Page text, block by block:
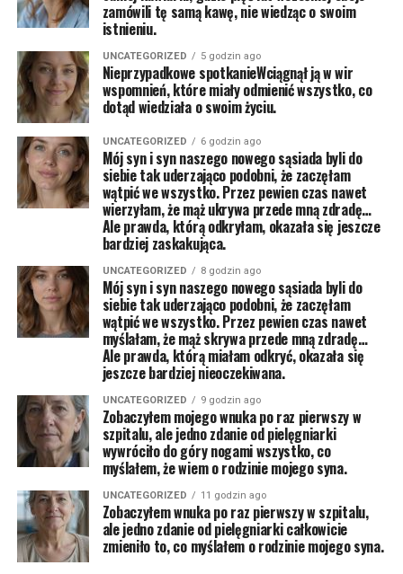
zamówili tę samą kawę, nie wiedząc o swoim
istnieniu.
UNCATEGORIZED 5 godzin ago
Nieprzypadkowe spotkanieWciągnął ją w wir
wspomnień, które miały odmienić wszystko, co
dotąd wiedziała o swoim życiu.
UNCATEGORIZED 6 godzin ago
Mój syn i syn naszego nowego sąsiada byli do
siebie tak uderzająco podobni, że zaczęłam
wątpić we wszystko. Przez pewien czas nawet
wierzyłam, że mąż ukrywa przede mną zdradę…
Ale prawda, którą odkryłam, okazała się jeszcze
bardziej zaskakująca.
UNCATEGORIZED 8 godzin ago
Mój syn i syn naszego nowego sąsiada byli do
siebie tak uderzająco podobni, że zaczęłam
wątpić we wszystko. Przez pewien czas nawet
myślałam, że mąż skrywa przede mną zdradę…
Ale prawda, którą miałam odkryć, okazała się
jeszcze bardziej nieoczekiwana.
UNCATEGORIZED 9 godzin ago
Zobaczyłem mojego wnuka po raz pierwszy w
szpitalu, ale jedno zdanie od pielęgniarki
wywróciło do góry nogami wszystko, co
myślałem, że wiem o rodzinie mojego syna.
UNCATEGORIZED 11 godzin ago
Zobaczyłem wnuka po raz pierwszy w szpitalu,
ale jedno zdanie od pielęgniarki całkowicie
zmieniło to, co myślałem o rodzinie mojego syna.